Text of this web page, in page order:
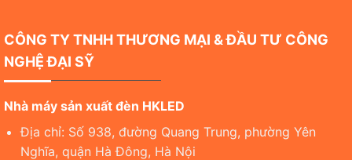
CÔNG TY TNHH THƯƠNG MẠI & ĐẦU TƯ CÔNG
NGHỆ ĐẠI SỸ
Nhà máy sản xuất đèn HKLED
Địa chỉ: Số 938, đường Quang Trung, phường Yên
Nghĩa, quận Hà Đông, Hà Nội